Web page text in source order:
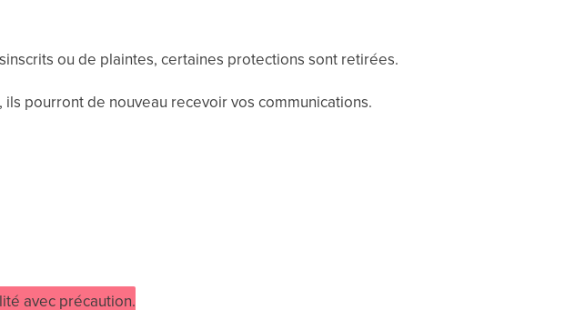
ou de plaintes, certaines protections sont retirées.
pourront de nouveau recevoir vos communications.
avec précaution.